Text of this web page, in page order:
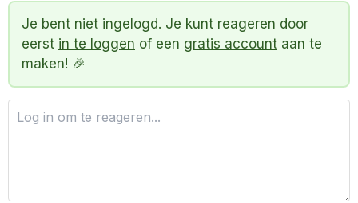
Je bent niet ingelogd. Je kunt reageren door
eerst in te loggen of een gratis account aan te
maken! 🎉